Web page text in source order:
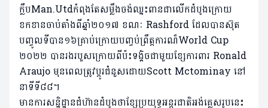
ក្លឹបMan.Utdកំពុងតែសម្លឹងចង់ឈ្នះពានជាលើកដំបូងក្រោយ
ខកខានចាប់តាំងពីឆ្នាំ២០១៧ ខណៈ Rashford ដែលបានស៊ុត
បញ្ចូលទីបាន១៦គ្រាប់ក្រោយបញ្ចប់ព្រឹត្តការណ៏World Cup
២០២២ បានរងរបួសក្រោយពីប៉ះទង្គិចជាមួយខ្សែការពារ Ronald
Araujo មុនពេលត្រូវប្តូរជំនួសដោយScott Mctominay នៅ
នាទីទី៨៨។
មានការសន្និដ្ឋានជំហ៊ានដំបូងថាខ្សែប្រយុទ្ធអន្តរជាតិអង់គ្លេសរូបនេះ